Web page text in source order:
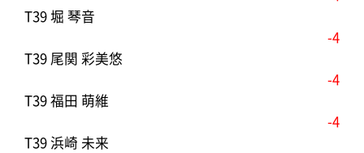
T39 堀 琴音
-4
T39 尾関 彩美悠
-4
T39 福田 萌維
-4
T39 浜崎 未来